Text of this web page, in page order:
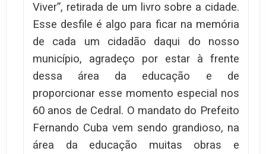
Viver”, retirada de um livro sobre a cidade.
Esse desfile é algo para ficar na memória
de cada um cidadão daqui do nosso
município, agradeço por estar à frente
dessa área da educação e de
proporcionar esse momento especial nos
60 anos de Cedral. O mandato do Prefeito
Fernando Cuba vem sendo grandioso, na
área da educação muitas obras e